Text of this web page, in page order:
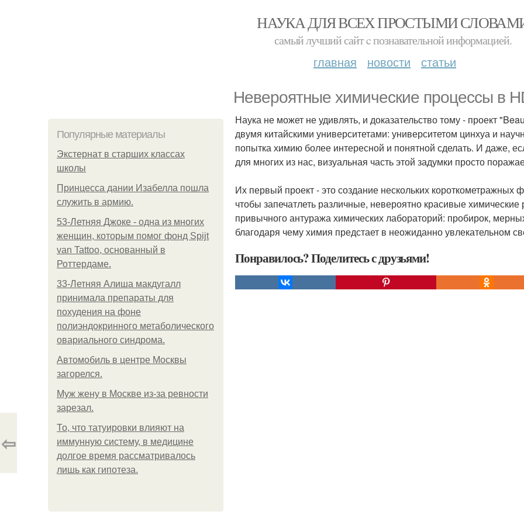
НАУКА ДЛЯ ВСЕХ ПРОСТЫМИ
самый лучший сайт c познавательной информацией.
главная новости статьи
Невероятные химические процессы в
Популярные материалы
Экстернат в старших классах
школы
Принцесса дании Изабелла пошла
служить в армию.
53-Летняя Джоке - одна из многих
женщин, которым помог фонд Spijt
van Tattoo, основанный в
Роттердаме.
33-Летняя Алиша макдугалл
принимала препараты для
похудения на фоне
полиэндокринного метаболического
овариального синдрома.
Автомобиль в центре Москвы
загорелся.
Mуж жену в Москве из-за ревности
зарезал.
То, что татуировки влияют на
иммунную систему, в медицине
долгое время рассматривалось
лишь как гипотеза.
Наука не может не удивлять, и доказательство тому - проект
двумя китайскими университетами: университетом цинхуа и
попытка химию более интересной и понятной сделать. И даже,
для многих из нас, визуальная часть этой задумки просто
Их первый проект - это создание нескольких
чтобы запечатлеть различные, невероятно красивые
привычного антуража химических лабораторий: пробирок,
благодаря чему химия предстает в неожиданно увлекательном
Понравилось? Поделитесь с друзьями!
⇦